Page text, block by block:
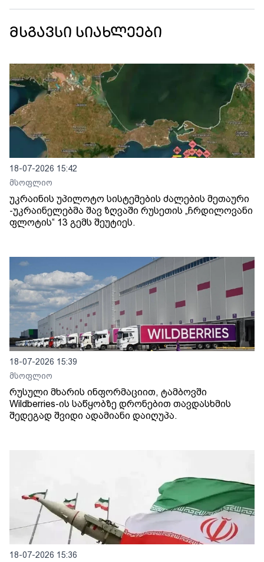
მსგავსი სიახლეები
18-07-2026 15:42
მსოფლიო
უკრაინის უპილოტო სისტემების ძალების მეთაური
-უკრაინელებმა შავ ზღვაში რუსეთის „ჩრდილოვანი
ფლოტის“ 13 გემს შეუტიეს.
18-07-2026 15:39
მსოფლიო
რუსული მხარის ინფორმაციით, ტამბოვში
Wildberries-ის საწყობზე დრონებით თავდასხმის
შედეგად შვიდი ადამიანი დაიღუპა.
18-07-2026 15:36